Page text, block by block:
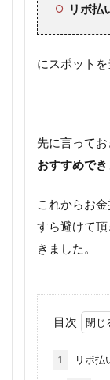
リボ払
にスポットを
先に言って
おすすめで
これからお
すら避けて
きました。
目次
1 リボ払